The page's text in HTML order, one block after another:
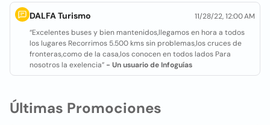
DALFA Turismo
11/28/22, 12:00 AM
“Excelentes buses y bien mantenidos,llegamos en hora a todos
los lugares Recorrimos 5.500 kms sin problemas,los cruces de
fronteras,como de la casa,los conocen en todos lados Para
nosotros la exelencia” - Un usuario de Infoguías
Últimas Promociones